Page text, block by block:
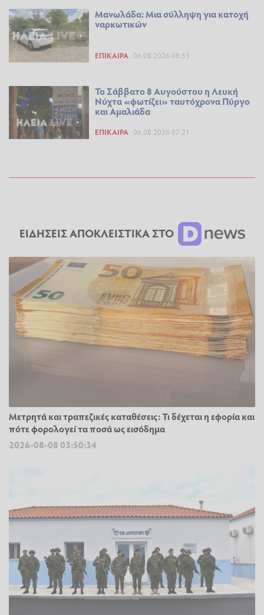
Μανωλάδα: Μια σύλληψη για κατοχή
ναρκωτικών
ΕΠΊΚΑΙΡΑ 06.08.2026 08:53
Το Σάββατο 8 Αυγούστου η Λευκή
Νύχτα «φωτίζει» ταυτόχρονα Πύργο
και Αμαλιάδα
ΕΠΊΚΑΙΡΑ 06.08.2026 07:21
ΕΙΔΗΣΕΙΣ ΑΠΟΚΛΕΙΣΤΙΚΑ ΣΤΟ
Μετρητά και τραπεζικές καταθέσεις: Τι δέχεται η εφορία και
πότε φορολογεί τα ποσά ως εισόδημα
2026-08-08 03:50:34